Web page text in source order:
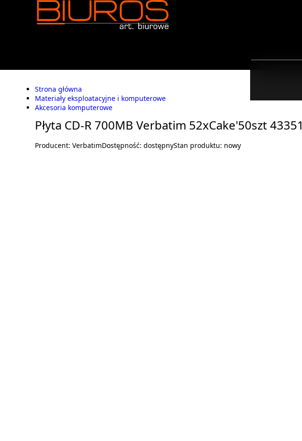
Strona główna
Materiały eksploatacyjne i komputerowe
Akcesoria komputerowe
Płyta CD-R 700MB Verbatim 52xCake'50szt 43351
Producent: VerbatimDostępność: dostępnyStan produktu: nowy